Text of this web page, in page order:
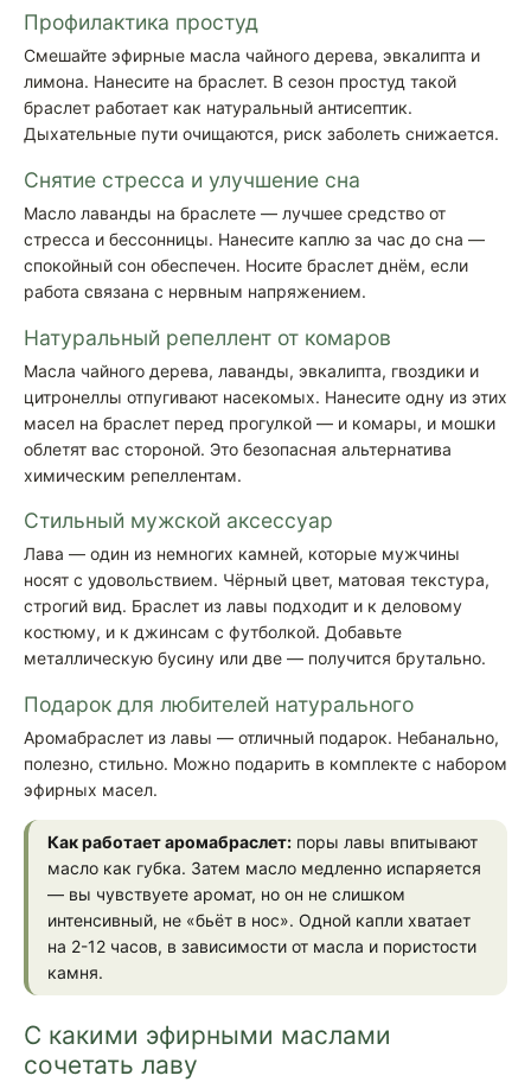
Профилактика простуд
Смешайте эфирные масла чайного дерева, эвкалипта и
лимона. Нанесите на браслет. В сезон простуд такой
браслет работает как натуральный антисептик.
Дыхательные пути очищаются, риск заболеть снижается.
Снятие стресса и улучшение сна
Масло лаванды на браслете — лучшее средство от
стресса и бессонницы. Нанесите каплю за час до сна —
спокойный сон обеспечен. Носите браслет днём, если
работа связана с нервным напряжением.
Натуральный репеллент от комаров
Масла чайного дерева, лаванды, эвкалипта, гвоздики и
цитронеллы отпугивают насекомых. Нанесите одну из этих
масел на браслет перед прогулкой — и комары, и мошки
облетят вас стороной. Это безопасная альтернатива
химическим репеллентам.
Стильный мужской аксессуар
Лава — один из немногих камней, которые мужчины
носят с удовольствием. Чёрный цвет, матовая текстура,
строгий вид. Браслет из лавы подходит и к деловому
костюму, и к джинсам с футболкой. Добавьте
металлическую бусину или две — получится брутально.
Подарок для любителей натурального
Аромабраслет из лавы — отличный подарок. Небанально,
полезно, стильно. Можно подарить в комплекте с набором
эфирных масел.
Как работает аромабраслет: поры лавы впитывают
масло как губка. Затем масло медленно испаряется
— вы чувствуете аромат, но он не слишком
интенсивный, не «бьёт в нос». Одной капли хватает
на 2-12 часов, в зависимости от масла и пористости
камня.
С какими эфирными маслами
сочетать лаву